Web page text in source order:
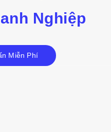
Nghiệp
Miễn Phí